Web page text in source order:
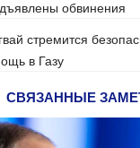
обвинения
стремится
в Газу
СВЯЗАННЫЕ